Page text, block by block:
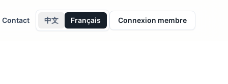
Contact 中文 Français Connexion membre